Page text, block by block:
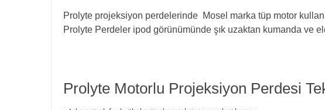
Prolyte projeksiyon perdelerinde Mosel marka tüp motor
Prolyte Perdeler ipod görünümünde şık uzaktan kumanda ve
Prolyte Motorlu Projeksiyon Perdesi